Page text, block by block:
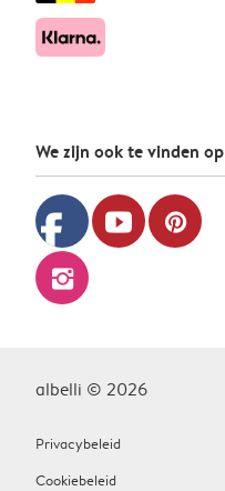
We zijn ook te vinden op
facebook youtube pinterest
instagram
albelli © 2026
Privacybeleid
Cookiebeleid